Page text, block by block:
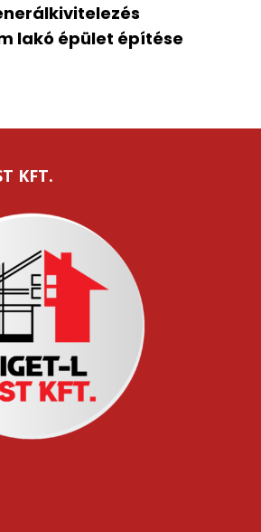
lakó épület építése
KFT.